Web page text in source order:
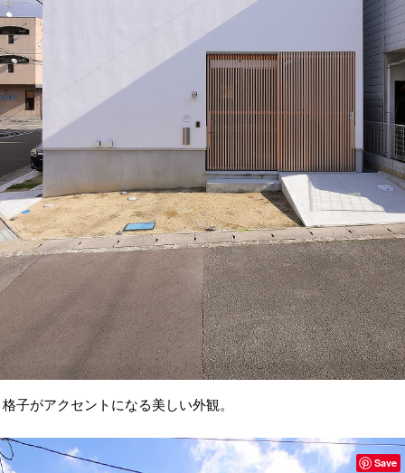
格子がアクセントになる美しい外観。
Save